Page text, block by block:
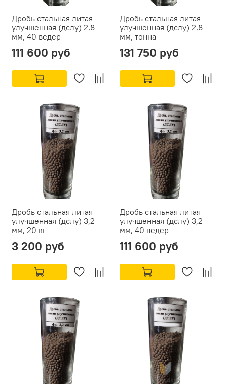
Дробь стальная литая
улучшенная (дслу) 2,8
мм, 40 ведер
111 600 руб
Дробь стальная литая
улучшенная (дслу) 2,8
мм, тонна
131 750 руб
Дробь стальная литая
улучшенная (дслу) 3,2
мм, 20 кг
3 200 руб
Дробь стальная литая
улучшенная (дслу) 3,2
мм, 40 ведер
111 600 руб